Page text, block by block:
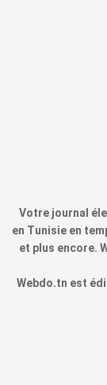
Votre journal
en Tunisie en
et plus encore.
Webdo.tn est